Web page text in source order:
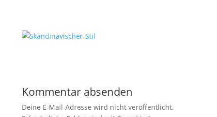
Kommentar absenden
Deine E-Mail-Adresse wird nicht veröffentlicht.